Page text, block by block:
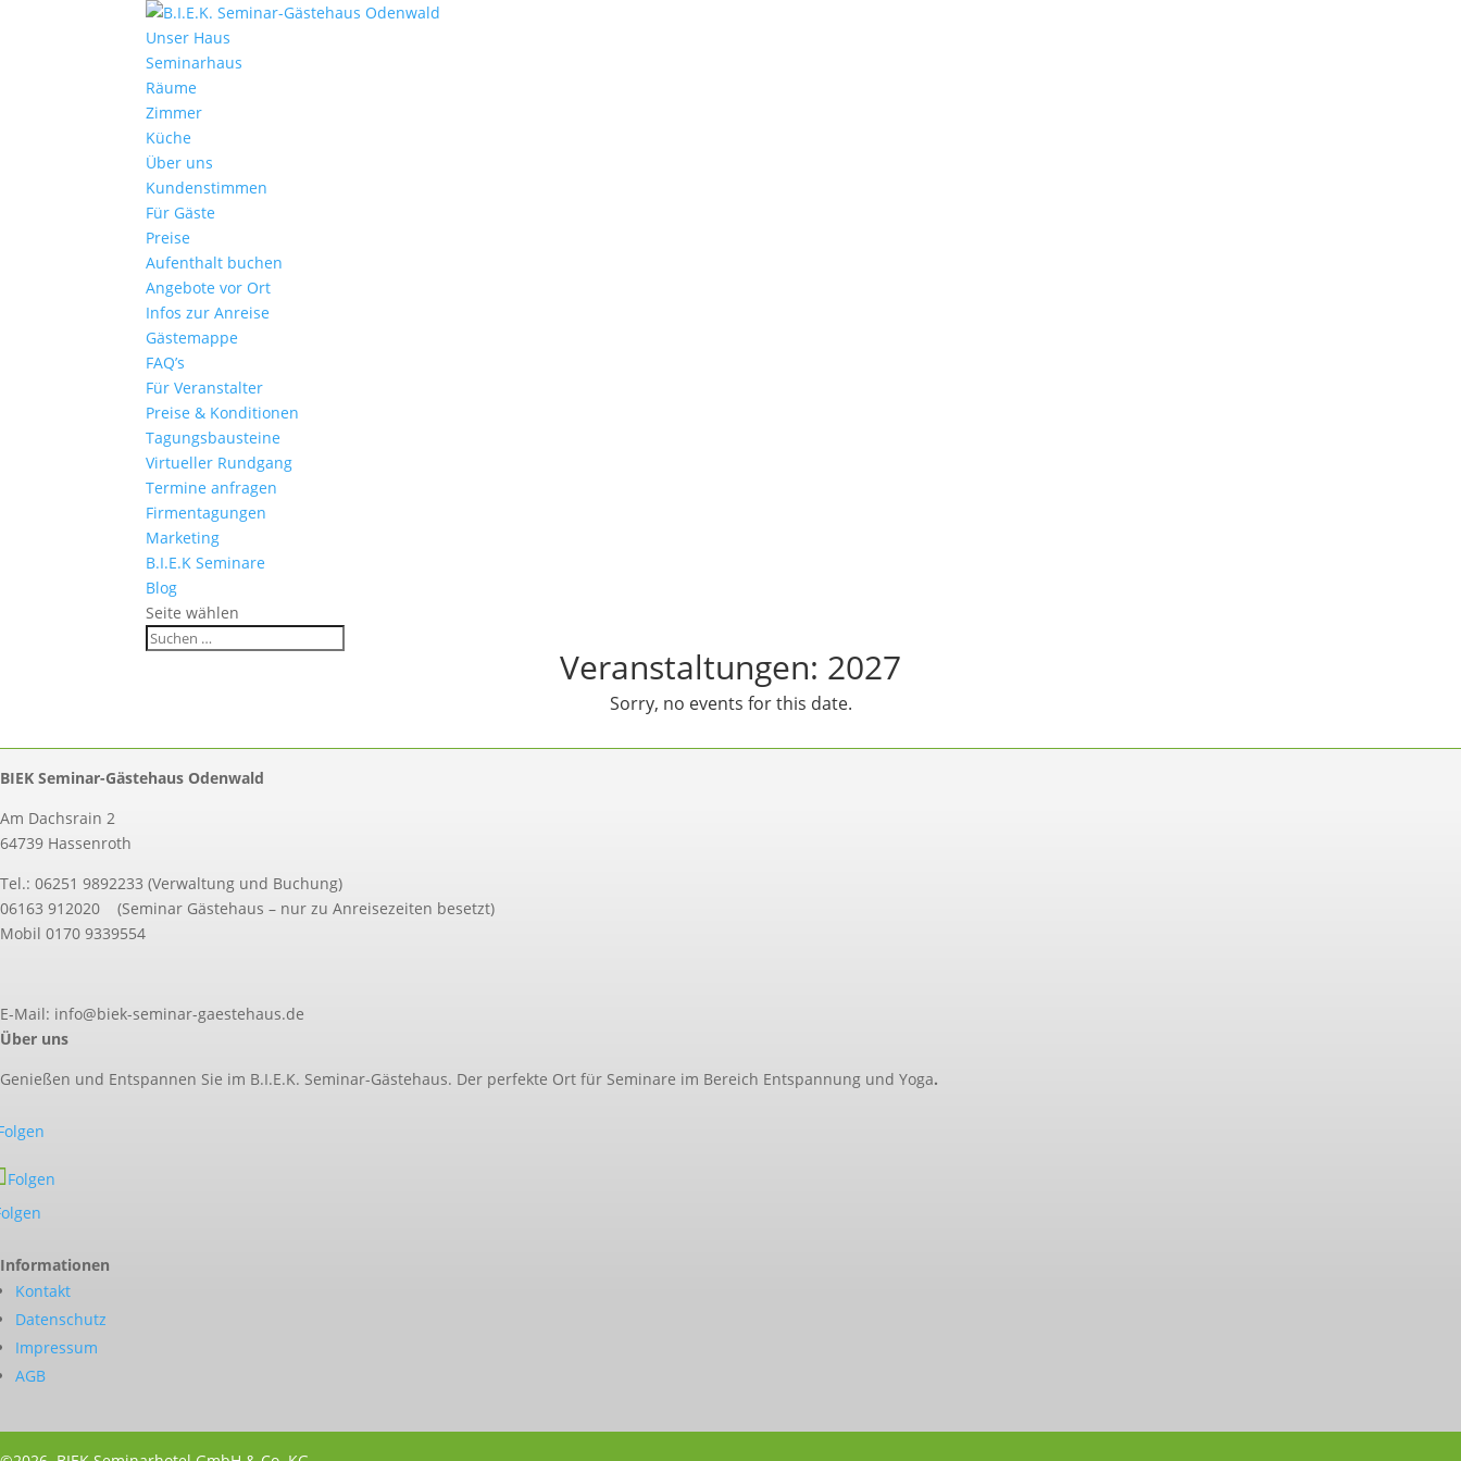
Unser Haus
Seminarhaus
Räume
Zimmer
Küche
Über uns
Kundenstimmen
Für Gäste
Preise
Aufenthalt buchen
Angebote vor Ort
Infos zur Anreise
Gästemappe
FAQ’s
Für Veranstalter
Preise & Konditionen
Tagungsbausteine
Virtueller Rundgang
Termine anfragen
Firmentagungen
Marketing
B.I.E.K Seminare
Blog
Seite wählen
Veranstaltungen: 2027
Sorry, no events for this date.
BIEK Seminar-Gästehaus Odenwald
Am Dachsrain 2
64739 Hassenroth
Tel.: 06251 9892233 (Verwaltung und Buchung)
06163 912020 (Seminar Gästehaus – nur zu Anreisezeiten besetzt)
Mobil 0170 9339554
E-Mail: info@biek-seminar-gaestehaus.de
Über uns
Genießen und Entspannen Sie im B.I.E.K. Seminar-Gästehaus. Der perfekte Ort für Seminare im Bereich Entspannung und Yoga.
Folgen
Informationen
Kontakt
Datenschutz
Impressum
AGB